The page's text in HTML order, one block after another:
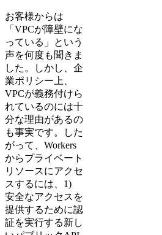
お客様からは
「VPCが障壁にな
っている」という
声を何度も聞きま
した。しかし、企
業ポリシー上、
VPCが義務付けら
れているのには十
分な理由があるの
も事実です。した
がって、Workers
からプライベート
リソースにアクセ
スするには、1)
安全なアクセスを
提供するために認
証を実行する新し